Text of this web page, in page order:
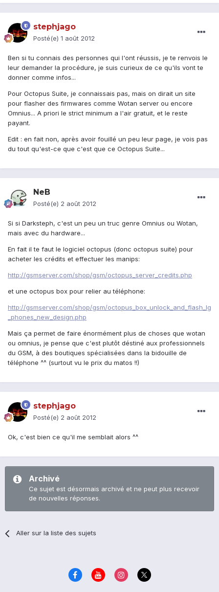
stephjago
Posté(e) 1 août 2012
Ben si tu connais des personnes qui l'ont réussis, je te renvois le
leur demander la procédure, je suis curieux de ce qu'ils vont te
donner comme infos...
Pour Octopus Suite, je connaissais pas, mais on dirait un site
pour flasher des firmwares comme Wotan server ou encore
Omnius... A priori le strict minimum a l'air gratuit, et le reste
payant.
Edit : en fait non, après avoir fouillé un peu leur page, je vois pas
du tout qu'est-ce que c'est que ce Octopus Suite...
NeB
Posté(e) 2 août 2012
Si si Darksteph, c'est un peu un truc genre Omnius ou Wotan,
mais avec du hardware...
En fait il te faut le logiciel octopus (donc octopus suite) pour
acheter les crédits et effectuer les manips:
http://gsmserver.com/shop/gsm/octopus_server_credits.php
et une octopus box pour relier au téléphone:
http://gsmserver.com/shop/gsm/octopus_box_unlock_and_flash_lg
_phones_new_design.php
Mais ça permet de faire énormément plus de choses que wotan
ou omnius, je pense que c'est plutôt déstiné aux professionnels
du GSM, à des boutiques spécialisées dans la bidouille de
téléphone ^^ (surtout vu le prix du matos !!)
stephjago
Posté(e) 2 août 2012
Ok, c'est bien ce qu'il me semblait alors ^^
Archivé
Ce sujet est désormais archivé et ne peut plus recevoir
de nouvelles réponses.
Aller sur la liste des sujets